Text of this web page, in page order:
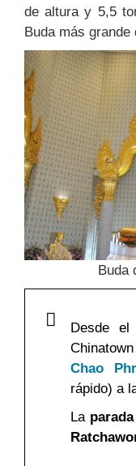
de altura y 5,5
Buda más
Buda
Desde el
Chao
rápido) a
La parada